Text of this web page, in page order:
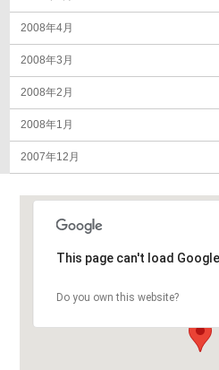
2008年4月
2008年3月
2008年2月
2008年1月
2007年12月
This page can't load
Do you own this website?